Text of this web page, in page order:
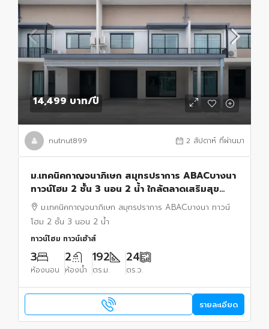
14,499 บาท/ปี
nutnut899 2 สัปดาห์ ที่ผ่านมา
ม.เทคนิคกาญจนาภิเษก สมุทรปราการ ABACบางนา
ทาวน์โฮม 2 ชั้น 3 นอน 2 น้ำ ใกล้ตลาดเสริมสุข
บางบ่อ 800 ม.24 ตร.ว. ตร.ม.พร้อมครัวต่อเติมใหม่
ม.เทคนิคกาญจนาภิเษก สมุทรปราการ ABACบางนา ทาวน์
โฮม 2 ชั้น 3 นอน 2 น้ำ
ทาวน์โฮม ทาวน์เฮ้าส์
3
ห้องนอน
2
ห้องน้ำ
192
ตร.ม.
24
ตร.ว.
รายละเอียด